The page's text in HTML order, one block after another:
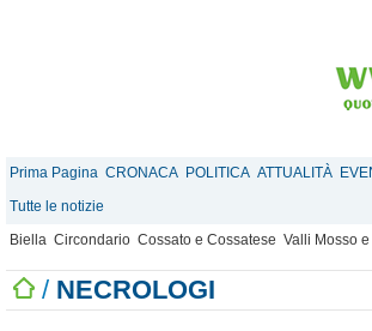
Prima Pagina CRONACA POLITICA ATTUALITÀ
Tutte le notizie
Biella Circondario Cossato e Cossatese Valli Mosso
/ NECROLOGI